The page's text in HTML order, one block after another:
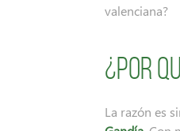
valenciana?
¿Por
La razón es